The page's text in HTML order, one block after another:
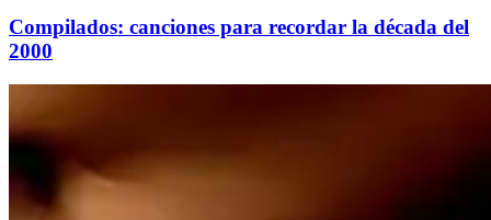
Compilados: canciones para recordar la década del
2000